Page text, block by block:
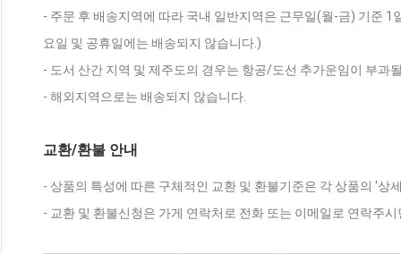
- 주문 후 배송지역에 따라 국내 일반지역은 근무일(월-금) 기준
요일 및 공휴일에는 배송되지 않습니다.)
- 도서 산간 지역 및 제주도의 경우는 항공/도선 추가운임이 부과
- 해외지역으로는 배송되지 않습니다.
교환/환불 안내
- 상품의 특성에 따른 구체적인 교환 및 환불기준은 각 상품의 '상
- 교환 및 환불신청은 가게 연락처로 전화 또는 이메일로 연락주